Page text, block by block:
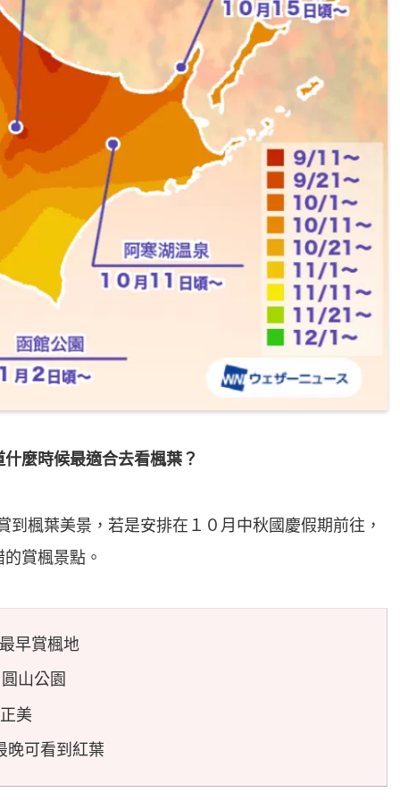
什麼時候最適合去看楓葉？
楓葉美景，若是安排在１０月中秋國慶假期前往，
賞楓景點。
早賞楓地
山公園
美
晚可看到紅葉